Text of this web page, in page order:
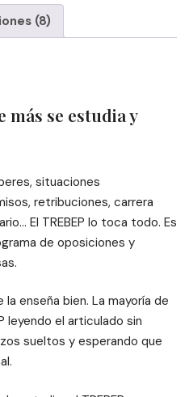
(8)
más se estudia y
situaciones
retribuciones, carrera
El TREBEP lo toca todo. Es
de oposiciones y
enseña bien. La mayoría de
leyendo el articulado sin
sueltos y esperando que